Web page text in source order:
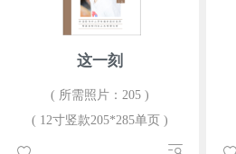
这一刻
( 所需照片：205 )
( 12寸竖款205*285单页 )